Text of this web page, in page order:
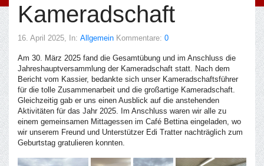
Kameradschaft
16. April 2025, In: Allgemein Kommentare: 0
Am 30. März 2025 fand die Gesamtübung und im Anschluss die
Jahreshauptversammlung der Kameradschaft statt. Nach dem
Bericht vom Kassier, bedankte sich unser Kameradschaftsführer
für die tolle Zusammenarbeit und die großartige Kameradschaft.
Gleichzeitig gab er uns einen Ausblick auf die anstehenden
Aktivitäten für das Jahr 2025. Im Anschluss waren wir alle zu
einem gemeinsamen Mittagessen im Café Bettina eingeladen, wo
wir unserem Freund und Unterstützer Edi Tratter nachträglich zum
Geburtstag gratulieren konnten.